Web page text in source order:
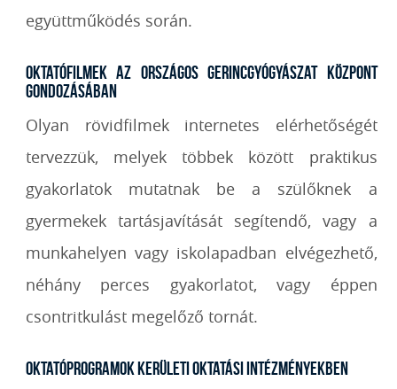
együttműködés során.
Oktatófilmek az Országos Gerincgyógyászat Központ
gondozásában
Olyan rövidfilmek internetes elérhetőségét
tervezzük, melyek többek között praktikus
gyakorlatok mutatnak be a szülőknek a
gyermekek tartásjavítását segítendő, vagy a
munkahelyen vagy iskolapadban elvégezhető,
néhány perces gyakorlatot, vagy éppen
csontritkulást megelőző tornát.
Oktatóprogramok kerületi oktatási intézményekben